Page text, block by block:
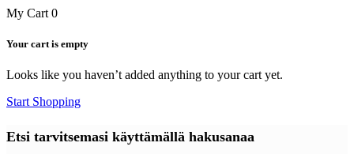
My Cart 0
Your cart is empty
Looks like you haven’t added anything to your cart yet.
Start Shopping
Etsi tarvitsemasi käyttämällä hakusanaa